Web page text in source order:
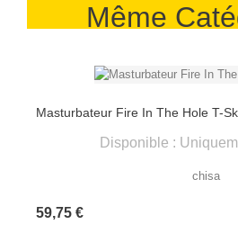
Même
Masturbateur Fire In The Hole T-
Disponible :
chisa
59,75 €Prix